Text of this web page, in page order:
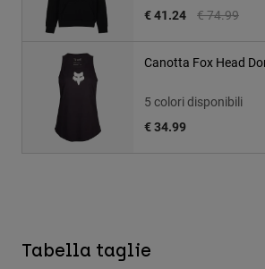
Price
€ 74.99to
€ 41.24
Canotta Fox Head
5 colori disponibili
€ 34.99
Tabella taglie